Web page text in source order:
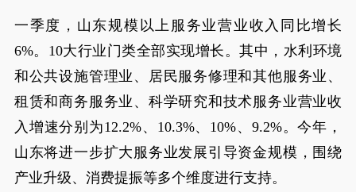
一季度，山东规模以上服务业营业收入同比增长
6%。10大行业门类全部实现增长。其中，水利环境
和公共设施管理业、居民服务修理和其他服务业、
租赁和商务服务业、科学研究和技术服务业营业收
入增速分别为12.2%、10.3%、10%、9.2%。今年，
山东将进一步扩大服务业发展引导资金规模，围绕
产业升级、消费提振等多个维度进行支持。